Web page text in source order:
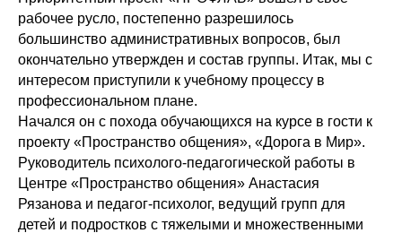
рабочее русло, постепенно разрешилось
большинство административных вопросов, был
окончательно утвержден и состав группы. Итак, мы с
интересом приступили к учебному процессу в
профессиональном плане.
Начался он с похода обучающихся на курсе в гости к
проекту «Пространство общения», «Дорога в Мир».
Руководитель психолого-педагогической работы в
Центре «Пространство общения» Анастасия
Рязанова и педагог-психолог, ведущий групп для
детей и подростков с тяжелыми и множественными